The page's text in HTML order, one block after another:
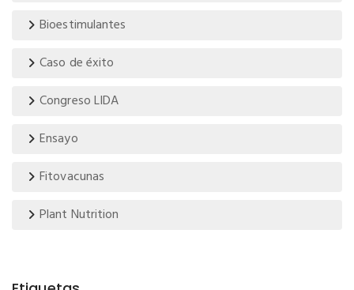
Bioestimulantes
Caso de éxito
Congreso LIDA
Ensayo
Fitovacunas
Plant Nutrition